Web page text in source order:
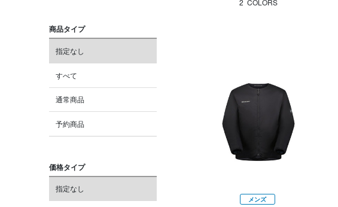
商品タイプ
指定なし
すべて
通常商品
予約商品
価格タイプ
指定なし
2 COLORS
メンズ